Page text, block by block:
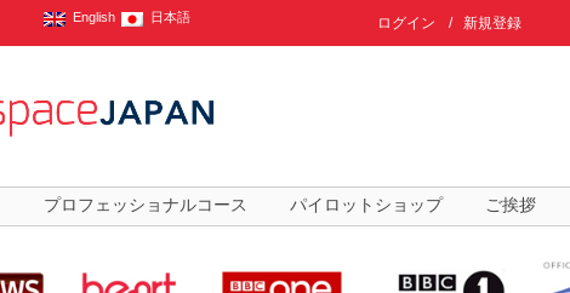
English 日本語 ログイン / 新規登録
プロフェッショナルコース パイロットショップ ご挨拶